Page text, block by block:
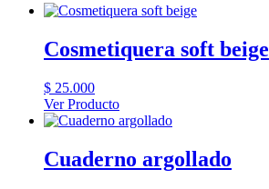
Cosmetiquera soft beige
$ 25.000
Ver Producto
Cuaderno argollado